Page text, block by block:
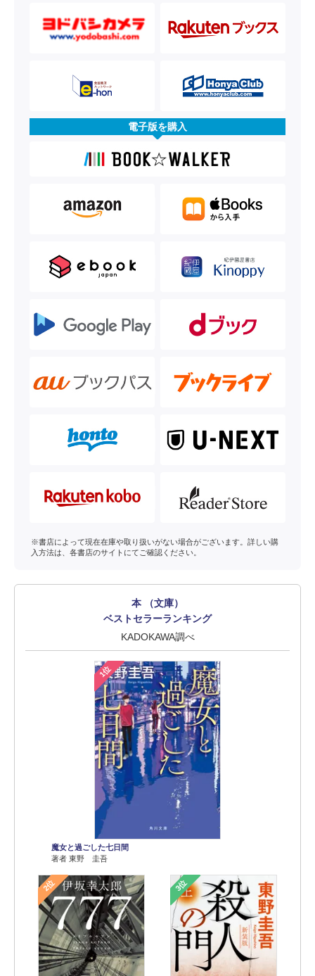
電子版を購入
※書店によって現在在庫や取り扱いがない場合がございます。詳しい購
入方法は、各書店のサイトにてご確認ください。
本 （文庫）
ベストセラーランキング
KADOKAWA調べ
1位
魔女と過ごした七日間
著者 東野 圭吾
2位 3位